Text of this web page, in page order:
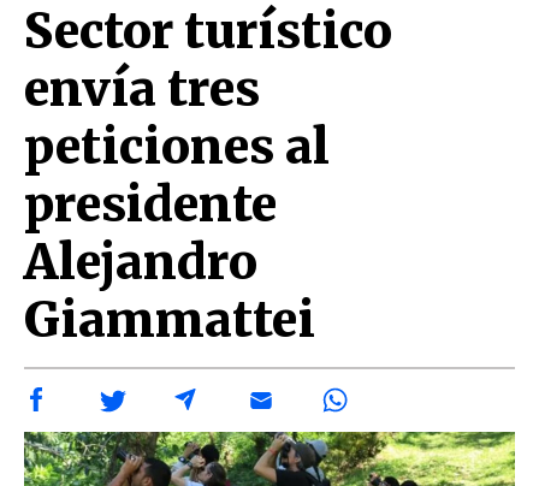
Sector turístico
envía tres
peticiones al
presidente
Alejandro
Giammattei